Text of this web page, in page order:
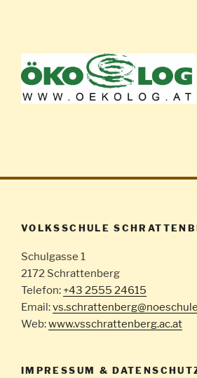
VOLKSSCHULE
Schulgasse 1
2172 Schrattenberg
Telefon: +43 2555 24615
Email:
Web:www.vsschrattenberg.ac.at
IMPRESSUM &